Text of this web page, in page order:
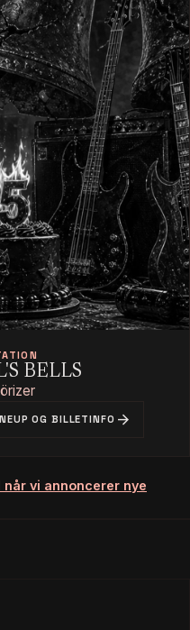
BELLS
OG BILLETINFO arrow_forward
når vi annoncerer nye